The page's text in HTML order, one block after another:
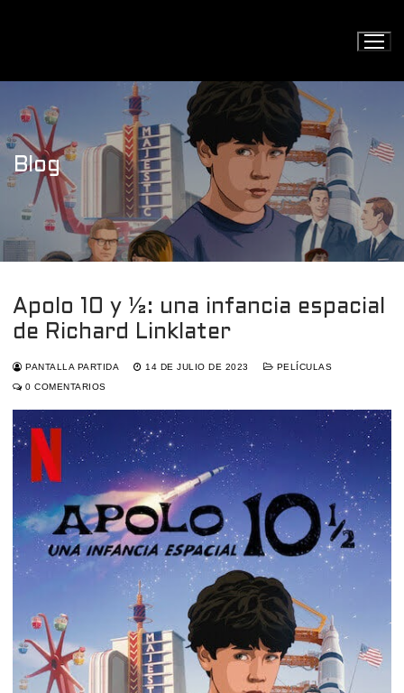
Blog
Apolo 10 y ½: una infancia espacial
de Richard Linklater
PANTALLA PARTIDA 14 DE JULIO DE 2023
PELÍCULAS
0 COMENTARIOS